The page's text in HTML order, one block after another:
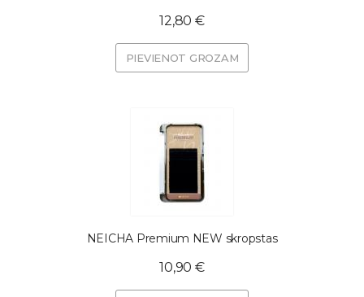
12,80 €
PIEVIENOT GROZAM
NEICHA Premium NEW skropstas
10,90 €